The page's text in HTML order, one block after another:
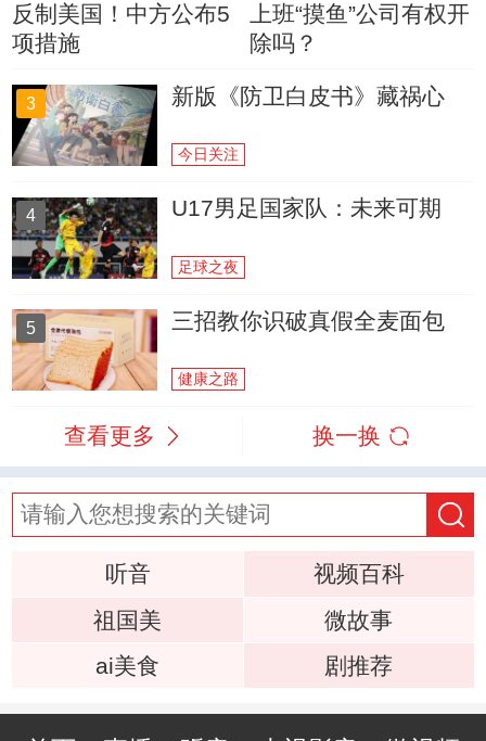
反制美国！中方公布5
项措施
上班“摸鱼”公司有权开
除吗？
3 新版《防卫白皮书》藏祸心
今日关注
4 U17男足国家队：未来可期
足球之夜
5 三招教你识破真假全麦面包
健康之路
查看更多 换一换
听音
视频百科
祖国美
微故事
ai美食
剧推荐